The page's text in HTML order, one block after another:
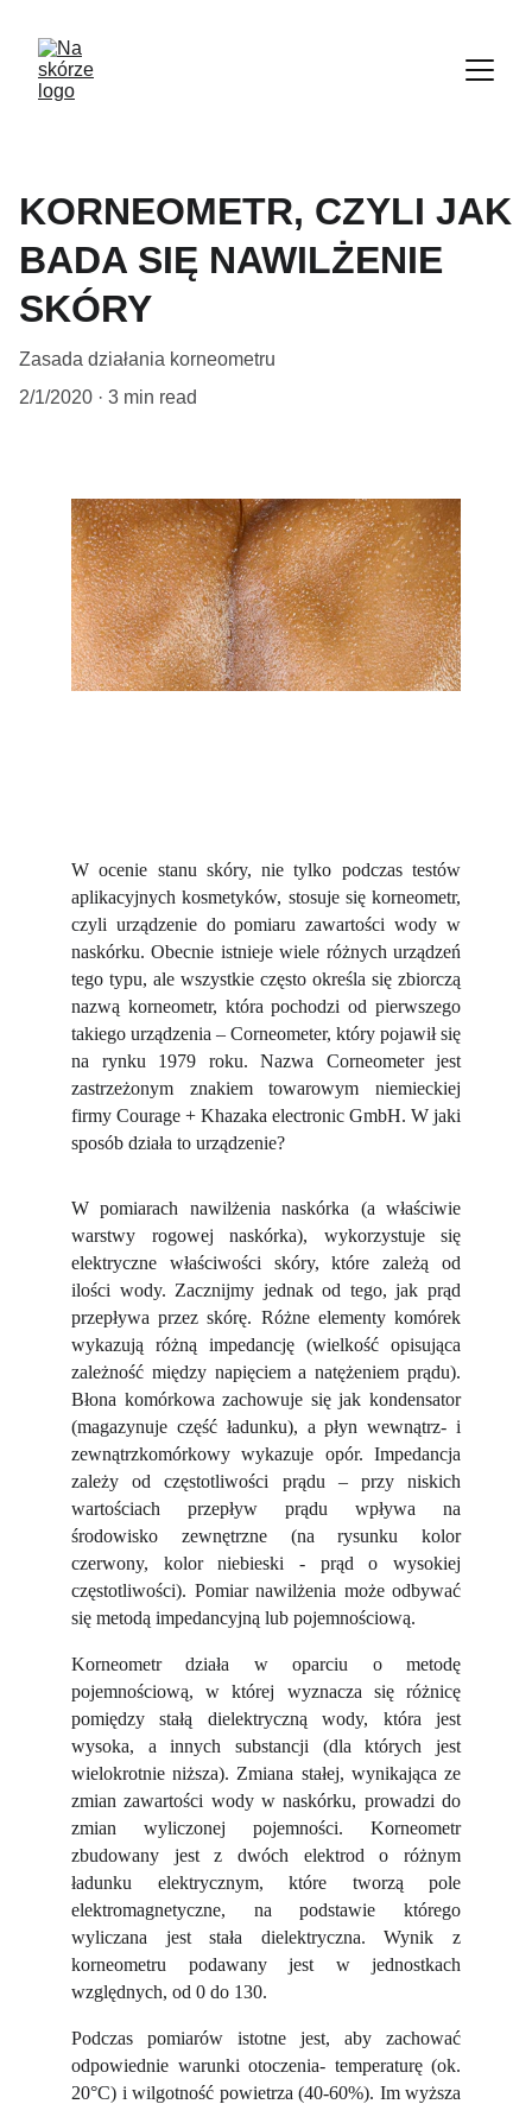
KORNEOMETR, CZYLI JAK
BADA SIĘ NAWILŻENIE
SKÓRY
Zasada działania korneometru
2/1/2020
3 min read
W ocenie stanu skóry, nie tylko podczas testów
aplikacyjnych kosmetyków, stosuje się korneometr,
czyli urządzenie do pomiaru zawartości wody w
naskórku. Obecnie istnieje wiele różnych urządzeń
tego typu, ale wszystkie często określa się zbiorczą
nazwą korneometr, która pochodzi od pierwszego
takiego urządzenia – Corneometer, który pojawił się
na rynku 1979 roku. Nazwa Corneometer jest
zastrzeżonym znakiem towarowym niemieckiej
firmy Courage + Khazaka electronic GmbH. W jaki
sposób działa to urządzenie?
W pomiarach nawilżenia naskórka (a właściwie
warstwy rogowej naskórka), wykorzystuje się
elektryczne właściwości skóry, które zależą od
ilości wody. Zacznijmy jednak od tego, jak prąd
przepływa przez skórę. Różne elementy komórek
wykazują różną impedancję (wielkość opisująca
zależność między napięciem a natężeniem prądu).
Błona komórkowa zachowuje się jak kondensator
(magazynuje część ładunku), a płyn wewnątrz- i
zewnątrzkomórkowy wykazuje opór. Impedancja
zależy od częstotliwości prądu – przy niskich
wartościach przepływ prądu wpływa na
środowisko zewnętrzne (na rysunku kolor
czerwony, kolor niebieski - prąd o wysokiej
częstotliwości). Pomiar nawilżenia może odbywać
się metodą impedancyjną lub pojemnościową.
Korneometr działa w oparciu o metodę
pojemnościową, w której wyznacza się różnicę
pomiędzy stałą dielektryczną wody, która jest
wysoka, a innych substancji (dla których jest
wielokrotnie niższa). Zmiana stałej, wynikająca ze
zmian zawartości wody w naskórku, prowadzi do
zmian wyliczonej pojemności. Korneometr
zbudowany jest z dwóch elektrod o różnym
ładunku elektrycznym, które tworzą pole
elektromagnetyczne, na podstawie którego
wyliczana jest stała dielektryczna. Wynik z
korneometru podawany jest w jednostkach
względnych, od 0 do 130.
Podczas pomiarów istotne jest, aby zachować
odpowiednie warunki otoczenia- temperaturę (ok.
20°C) i wilgotność powietrza (40-60%). Im wyższa